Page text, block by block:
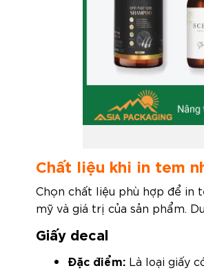
Chất liệu khi in tem
Chọn chất liệu phù hợp để in
mỹ và giá trị của sản phẩm.
Giấy decal
Đặc điểm:Là loại giấy